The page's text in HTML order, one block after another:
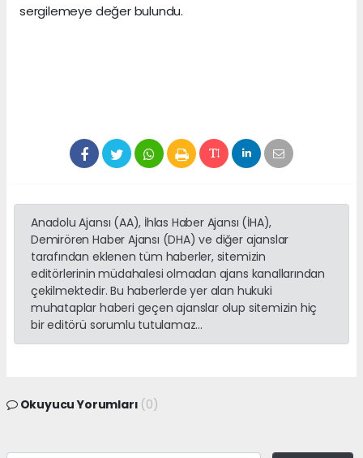
sergilemeye değer bulundu.
Anadolu Ajansı (AA), İhlas Haber Ajansı (İHA),
Demirören Haber Ajansı (DHA) ve diğer ajanslar
tarafından eklenen tüm haberler, sitemizin
editörlerinin müdahalesi olmadan ajans kanallarından
çekilmektedir. Bu haberlerde yer alan hukuki
muhataplar haberi geçen ajanslar olup sitemizin hiç
bir editörü sorumlu tutulamaz...
Okuyucu Yorumları (0)